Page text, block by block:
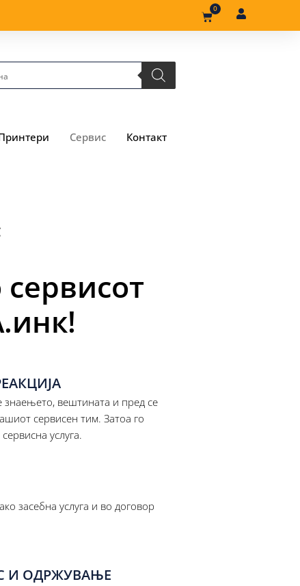
0
Сервис Контакт
сервисот
вештината и пред се
сервисен тим. Затоа го
услуга.
засебна услуга и во договор
И ОДРЖУВАЊЕ